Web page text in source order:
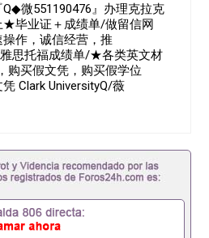
，诚信经营，推
微551190476』办理克拉克
★毕业证＋成绩单/做留信网
作，诚信经营，推
思托福成绩单/★各类英文材
购买假文凭，购买假学位
Clark UniversityQ/薇
认证办理留学归国证明办理
书办理美国文凭办理澳洲文
拿大文凭办理德国文凭 一、快
证+成绩单+留学回国人员证明
朋好友一份完美交代）；
，在读证明，学生卡等留学